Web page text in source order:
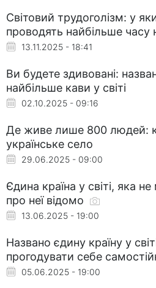
Світовий трудоголізм: у
проводять найбільше часу
13.11.2025 - 18:41
Ви будете здивовані:
найбільше кави у світі
02.10.2025 - 09:16
Де живе лише 800 людей:
українське село
29.06.2025 - 09:00
Єдина країна у світі, яка
про неї відомо
13.06.2025 - 19:00
Названо єдину країну у
прогодувати себе
05.06.2025 - 19:00